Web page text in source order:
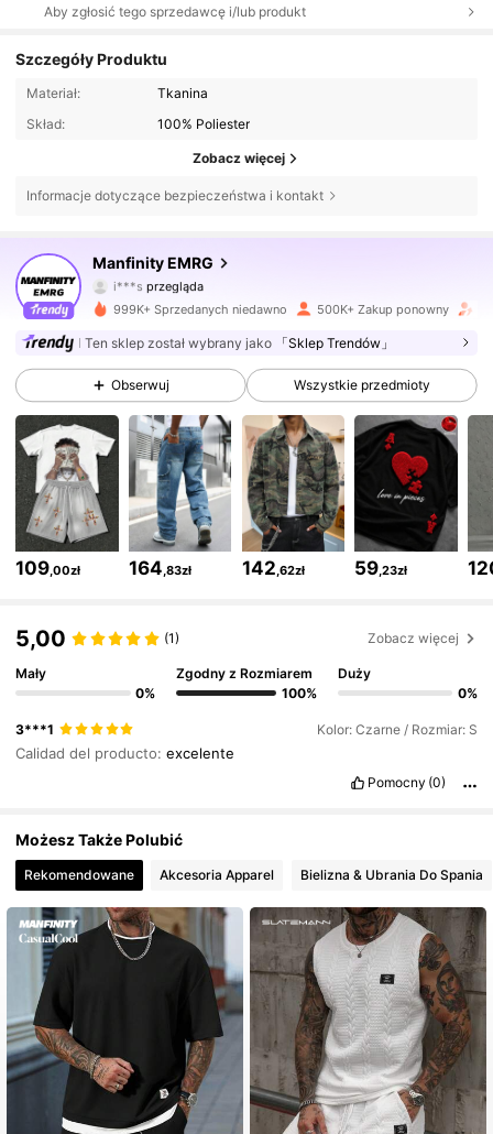
Aby zgłosić tego sprzedawcę i/lub produkt
Szczegóły Produktu
Materiał:
Tkanina
Skład:
100% Poliester
Zobacz więcej
Informacje dotyczące bezpieczeństwa i kontakt
Manfinity EMRG
i***s przegląda
4,86
439K Obserwujący
4,86 439K Obserwujący
4,86 439K Obserwujący
4,86 439K Obserwujący
439K Obserwujący
4,86 439K Obserwujący
4,86
439K Obserwujący
999K+ Sprzedanych niedawno 500K+ Zakup ponowny
Ten sklep został wybrany jako 「Sklep Trendów」
Obserwuj Wszystkie przedmioty
109,00zł 164,83zł 142,62zł 59,23zł
5,00 (1) Zobacz więcej
Mały
0%
Zgodny z Rozmiarem
100%
Duży
0%
3***1 Kolor: Czarne / Rozmiar: S
Calidad del producto:excelente
Pomocny (0)
Możesz Także Polubić
Rekomendowane Akcesoria Apparel Bielizna & Ubrania Do Spania